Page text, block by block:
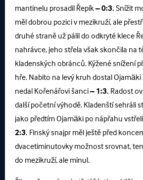
mantinelu prosadil Řepík– 0:3. Snížit
měl dobrou pozici v mezikruží, ale
druhé straně už pálil do odkryté klece
nahrávce, jeho střela však skončila na
kladenských obránců. Kýžené snížení
hře. Nabito na levý kruh dostal
nedal Kořenářovi šanci– 1:3. Radost
další početní výhodě. Kladenští sehráli
jako předtím Ojamäki po nápřahu
2:3. Finský snajpr měl ještě před
dvacetiminutovky možnost srovnat,
do mezikruží, ale minul.